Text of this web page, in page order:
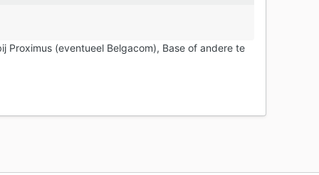
Proximus (eventueel Belgacom), Base of andere te